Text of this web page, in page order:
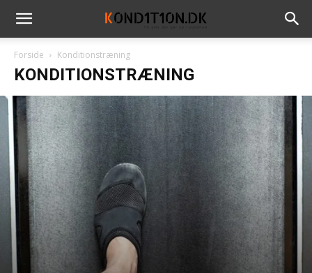
Forside Konditionstræning
KONDITIONSTRÆNING